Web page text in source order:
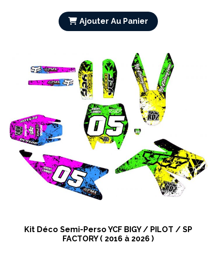
Ajouter Au Panier
Kit Déco Semi-Perso YCF BIGY / PILOT / SP
FACTORY ( 2016 à 2026 )